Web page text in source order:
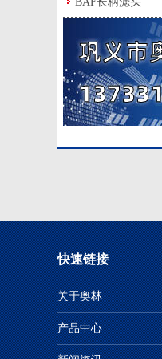
快速链接
关于奥林
产品中心